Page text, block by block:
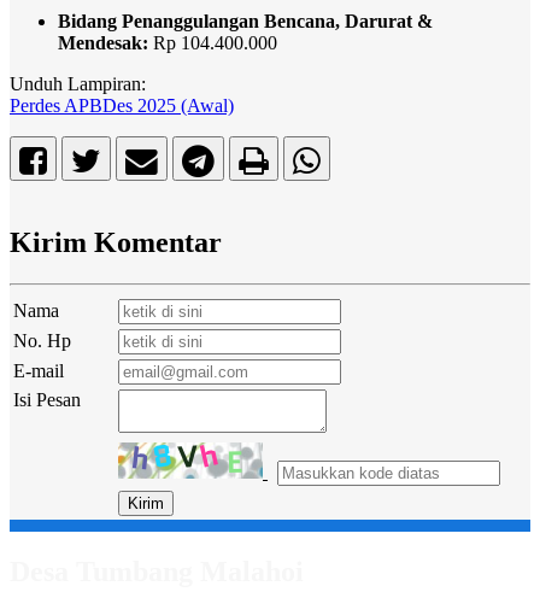
Bidang Penanggulangan Bencana, Darurat &
Mendesak: Rp 104.400.000
Unduh Lampiran:
Perdes APBDes 2025 (Awal)
Kirim Komentar
Nama
No. Hp
E-mail
Isi Pesan